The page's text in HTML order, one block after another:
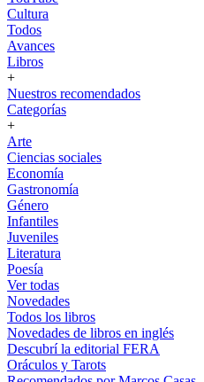
Cultura
Todos
Avances
Libros
+
Nuestros recomendados
Categorías
+
Arte
Ciencias sociales
Economía
Gastronomía
Género
Infantiles
Juveniles
Literatura
Poesía
Ver todas
Novedades
Todos los libros
Novedades de libros en inglés
Descubrí la editorial FERA
Oráculos y Tarots